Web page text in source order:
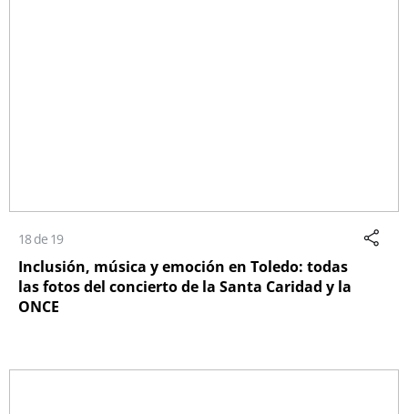
18 de 19
Inclusión, música y emoción en Toledo: todas
las fotos del concierto de la Santa Caridad y la
ONCE